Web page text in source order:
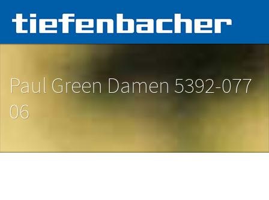
Paul Green Damen 5392-077
06